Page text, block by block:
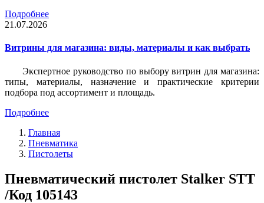
Подробнее
21.07.2026
Витрины для магазина: виды, материалы и как выбрать
Экспертное руководство по выбору витрин для магазина:
типы, материалы, назначение и практические критерии
подбора под ассортимент и площадь.
Подробнее
Главная
Пневматика
Пистолеты
Пневматический пистолет Stalker STT
/Код 105143